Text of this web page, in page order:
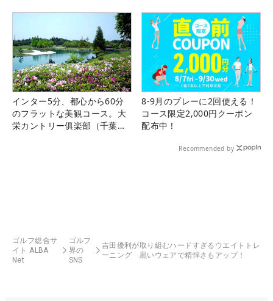
インター5分、都心から60分
のフラットな美観コース。大
栄カントリー俱楽部（千葉
8-9月のプレーに2回使える！
コース限定2,000円クーポン
配布中！
Recommended by
ゴルフ総合サ
イト ALBA
Net
ゴルフ
界の
SNS
吉田優利が取り組むハードすぎるウエイトトレ
ーニング 黒いウェアで精悍さもアップ！